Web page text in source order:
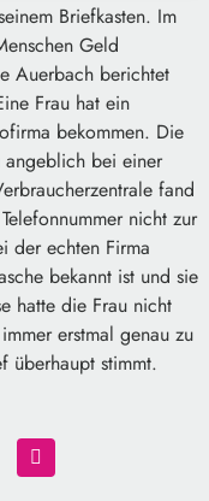
Briefkasten. Im
Geld
Auerbach berichtet
Frau hat ein
bekommen. Die
bei einer
fand
nicht zur
der echten Firma
bekannt ist und sie
hatte die Frau nicht
erstmal genau zu
überhaupt stimmt.